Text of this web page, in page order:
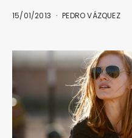
15/01/2013 PEDRO VÁZQUEZ